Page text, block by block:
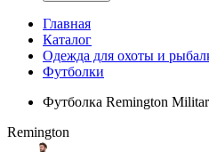
Главная
Каталог
Одежда для охоты и
Футболки
Футболка Remington
Remington